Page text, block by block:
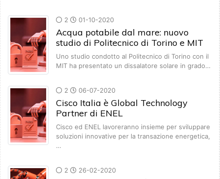
2 01-10-2020
Acqua potabile dal mare: nuovo
studio di Politecnico di Torino e MIT
Uno studio condotto al Politecnico di Torino con il
MIT ha presentato un dissalatore solare in grado…
2 06-07-2020
Cisco Italia è Global Technology
Partner di ENEL
Cisco ed ENEL lavoreranno insieme per sviluppare
soluzioni innovative per la transazione energetica,
…
2 26-02-2020